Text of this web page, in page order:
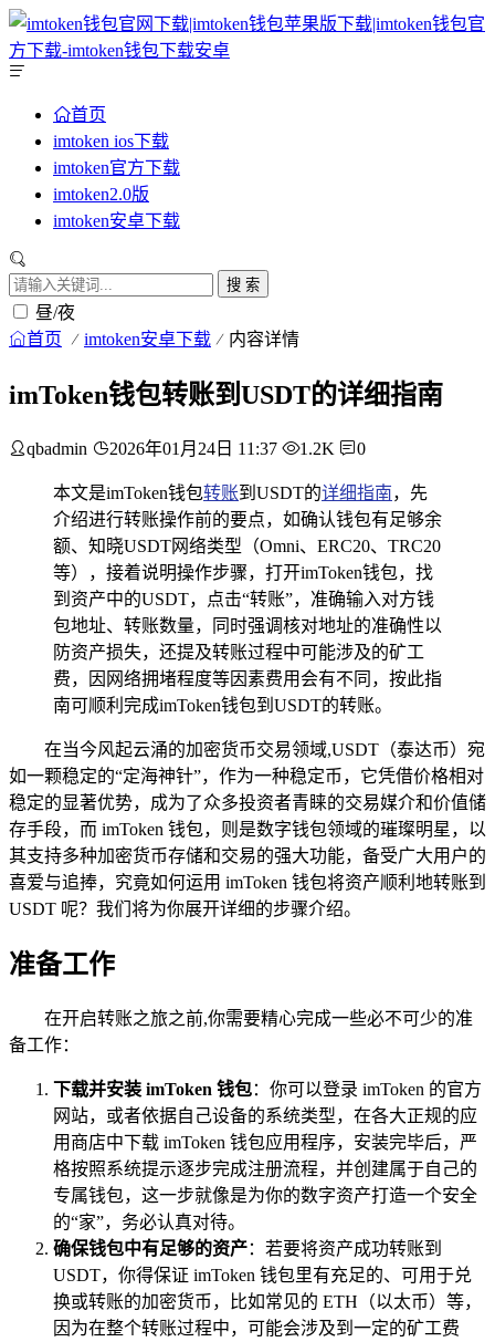
首页
imtoken ios下载
imtoken官方下载
imtoken2.0版
imtoken安卓下载
搜 索
昼/夜
首页 imtoken安卓下载 内容详情
imToken钱包转账到USDT的详细指南
qbadmin 2026年01月24日 11:37 1.2K 0
本文是imToken钱包转账到USDT的详细指南，先
介绍进行转账操作前的要点，如确认钱包有足够余
额、知晓USDT网络类型（Omni、ERC20、TRC20
等），接着说明操作步骤，打开imToken钱包，找
到资产中的USDT，点击“转账”，准确输入对方钱
包地址、转账数量，同时强调核对地址的准确性以
防资产损失，还提及转账过程中可能涉及的矿工
费，因网络拥堵程度等因素费用会有不同，按此指
南可顺利完成imToken钱包到USDT的转账。
在当今风起云涌的加密货币交易领域,USDT（泰达币）宛
如一颗稳定的“定海神针”，作为一种稳定币，它凭借价格相对
稳定的显著优势，成为了众多投资者青睐的交易媒介和价值储
存手段，而 imToken 钱包，则是数字钱包领域的璀璨明星，以
其支持多种加密货币存储和交易的强大功能，备受广大用户的
喜爱与追捧，究竟如何运用 imToken 钱包将资产顺利地转账到
USDT 呢？我们将为你展开详细的步骤介绍。
准备工作
在开启转账之旅之前,你需要精心完成一些必不可少的准
备工作：
下载并安装 imToken 钱包：你可以登录 imToken 的官方
网站，或者依据自己设备的系统类型，在各大正规的应
用商店中下载 imToken 钱包应用程序，安装完毕后，严
格按照系统提示逐步完成注册流程，并创建属于自己的
专属钱包，这一步就像是为你的数字资产打造一个安全
的“家”，务必认真对待。
确保钱包中有足够的资产：若要将资产成功转账到
USDT，你得保证 imToken 钱包里有充足的、可用于兑
换或转账的加密货币，比如常见的 ETH（以太币）等，
因为在整个转账过程中，可能会涉及到一定的矿工费